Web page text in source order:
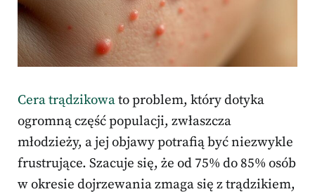
Cera trądzikowato problem, który dotyka
ogromną część populacji, zwłaszcza
młodzieży, a jej objawy potrafią być niezwykle
frustrujące. Szacuje się, że od 75% do 85% osób
w okresie dojrzewania zmaga się z trądzikiem,